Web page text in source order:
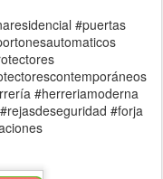
#puertas
#herreriamoderna
#forja